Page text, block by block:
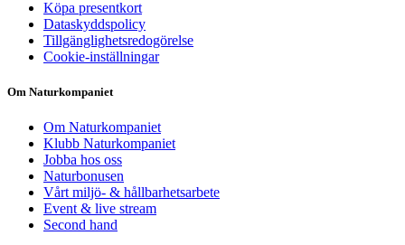
Köpa presentkort
Dataskyddspolicy
Tillgänglighetsredogörelse
Cookie-inställningar
Om Naturkompaniet
Om Naturkompaniet
Klubb Naturkompaniet
Jobba hos oss
Naturbonusen
Vårt miljö- & hållbarhetsarbete
Event & live stream
Second hand